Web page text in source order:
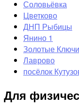
Соловьёвка
Цветково
ДНП Рыбицы
Янино 1
Золотые Ключи
Лаврово
посёлок
Для